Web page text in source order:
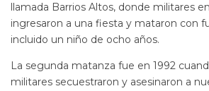
llamada Barrios Altos, donde militares
ingresaron a una fiesta y mataron con
incluido un niño de ocho años.
La segunda matanza fue en 1992
militares secuestraron y asesinaron a